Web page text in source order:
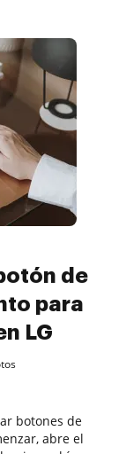
de
para
LG
botones de
abre el